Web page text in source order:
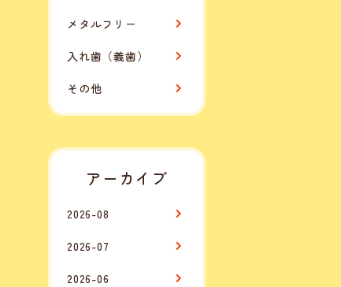
メタルフリー
入れ歯（義歯）
その他
アーカイブ
2026-08
2026-07
2026-06